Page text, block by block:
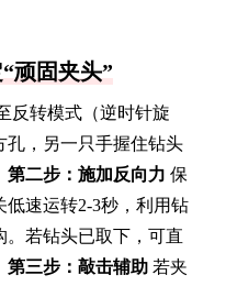
顽固夹头”
反转模式（逆时针旋
孔，另一只手握住钻头
第二步：施加反向力 保
速运转2-3秒，利用钻
。若钻头已取下，可直
第三步：敲击辅助 若夹